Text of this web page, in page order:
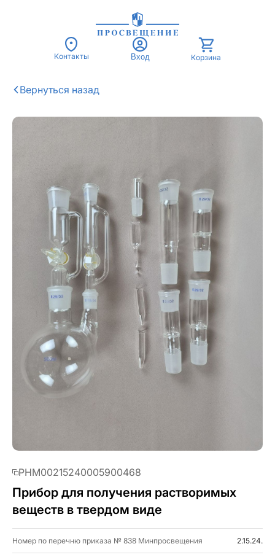
Контакты Вход Корзина
PHM00215240005900468
Прибор для получения растворимых
веществ в твердом виде
Номер по перечню приказа № 838 Минпросвещения 2.15.24.